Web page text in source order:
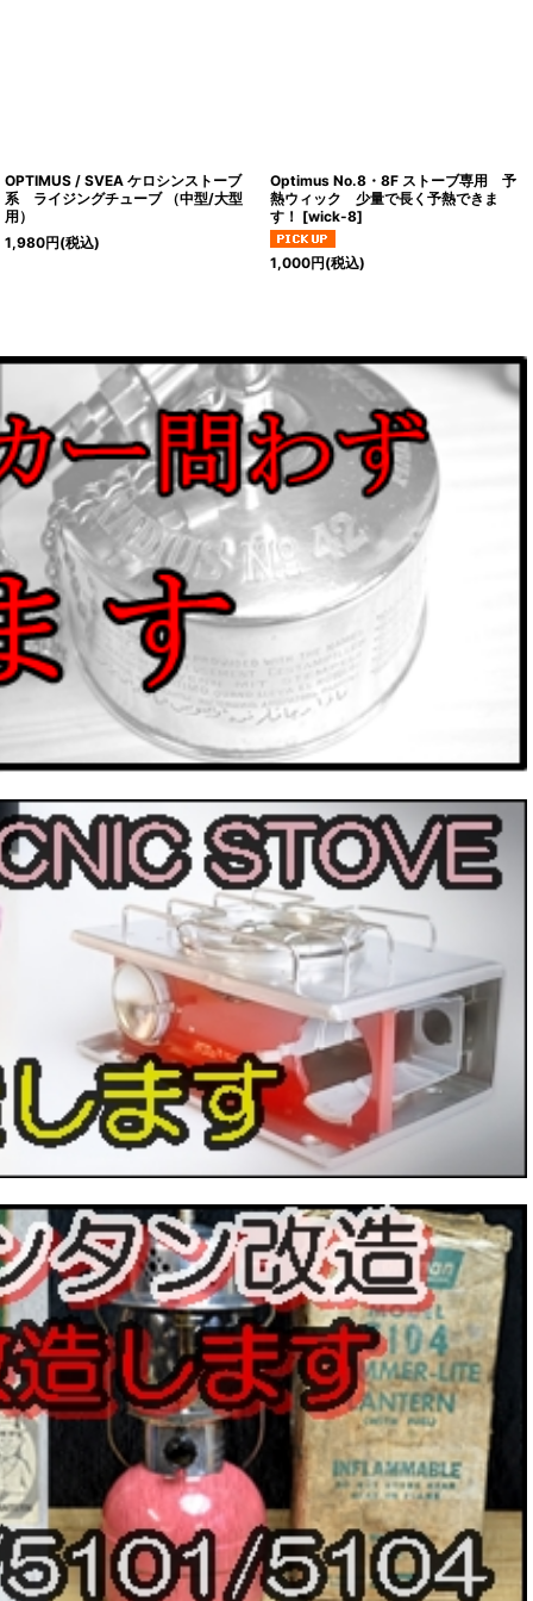
OPTIMUS / SVEA ケロシンストーブ
系 ライジングチューブ （中型/大型
用）
1,980円(税込)
Optimus No.8・8F ストーブ専用 予
熱ウィック 少量で長く予熱できま
す！ [wick-8]
1,000円(税込)